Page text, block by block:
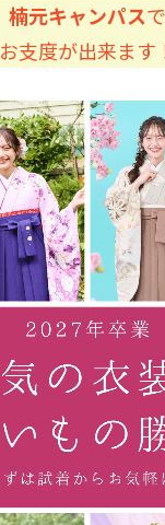
楠元キャンパスで
お支度が出来ます